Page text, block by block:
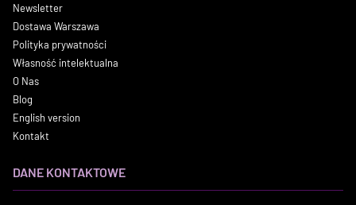
Newsletter
Dostawa Warszawa
Polityka prywatności
Własność intelektualna
O Nas
Blog
English version
Kontakt
DANE KONTAKTOWE